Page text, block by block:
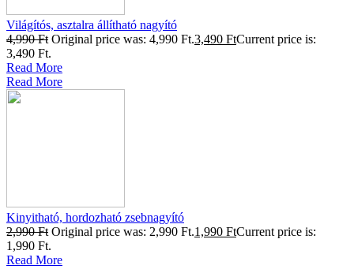
Világítós, asztalra állítható nagyító
4,990Ft Original price was: 4,990 Ft.3,490 FtCurrent price is:
3,490 Ft.
Read More
Read More
Kinyitható, hordozható zsebnagyító
2,990Ft Original price was: 2,990 Ft.1,990 FtCurrent price is:
1,990 Ft.
Read More